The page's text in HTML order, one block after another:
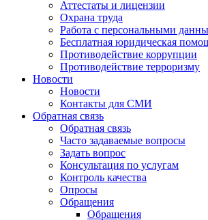
Аттестаты и лицензии
Охрана труда
Работа с персональными
Бесплатная юридическая
Противодействие коррупции
Противодействие терроризму
Новости
Новости
Контакты для СМИ
Обратная связь
Обратная связь
Часто задаваемые вопросы
Задать вопрос
Консультация по услугам
Контроль качества
Опросы
Обращения
Обращения